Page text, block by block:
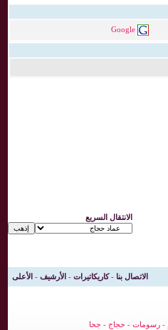
Google
الانتقال السريع
الاتصال بنا -كاريكاتيرات - الأرشيف - الأعلى
-رسومات - حجاج - جحا